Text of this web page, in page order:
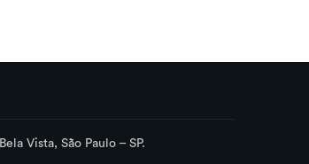
Vista, São Paulo – SP.